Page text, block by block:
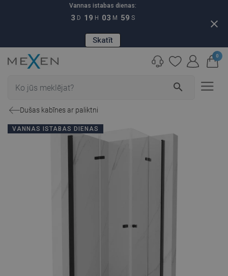
Vannas istabas dienas:
3 D 19 H 03 M 58 S
Skatīt
close
search
0
Dušas kabīnes ar paliktni
VANNAS ISTABAS DIENAS